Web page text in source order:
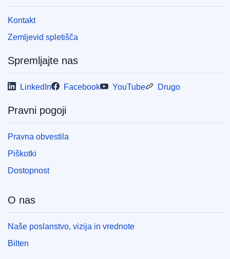
Kontakt
Zemljevid spletišča
Spremljajte nas
LinkedIn Facebook YouTube Drugo
Pravni pogoji
Pravna obvestila
Piškotki
Dostopnost
O nas
Naše poslanstvo, vizija in vrednote
Bilten